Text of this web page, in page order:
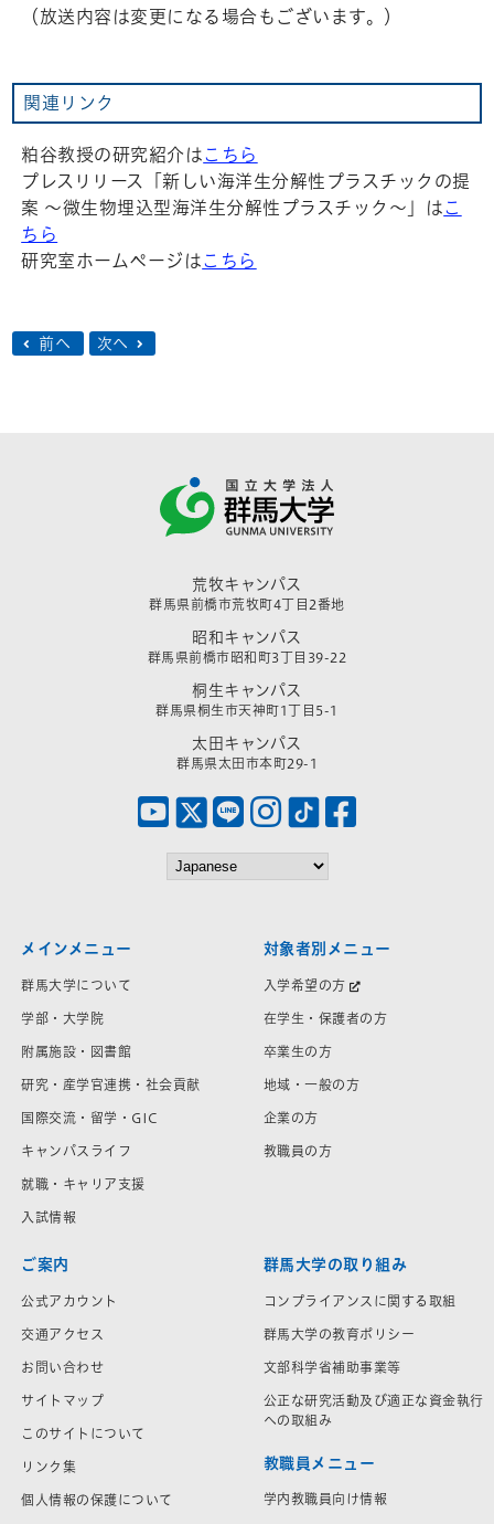
（放送内容は変更になる場合もございます。）
関連リンク
粕谷教授の研究紹介はこちら
プレスリリース「新しい海洋生分解性プラスチックの提
案 〜微生物埋込型海洋生分解性プラスチック〜」はこ
ちら
研究室ホームページはこちら
前へ 次へ
荒牧キャンパス
群馬県前橋市荒牧町4丁目2番地
昭和キャンパス
群馬県前橋市昭和町3丁目39-22
桐生キャンパス
群馬県桐生市天神町1丁目5-1
太田キャンパス
群馬県太田市本町29-1
メインメニュー
群馬大学について
学部・大学院
附属施設・図書館
研究・産学官連携・社会貢献
国際交流・留学・GIC
キャンパスライフ
就職・キャリア支援
入試情報
対象者別メニュー
入学希望の方
在学生・保護者の方
卒業生の方
地域・一般の方
企業の方
教職員の方
ご案内
公式アカウント
交通アクセス
お問い合わせ
サイトマップ
このサイトについて
リンク集
個人情報の保護について
群馬大学の取り組み
コンプライアンスに関する取組
群馬大学の教育ポリシー
文部科学省補助事業等
公正な研究活動及び適正な資金執行
への取組み
教職員メニュー
学内教職員向け情報